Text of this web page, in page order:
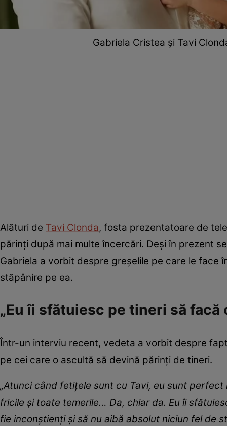
Gabriela Cristea și Tavi
Alături de Tavi Clonda, fosta prezentatoare de
părinți după mai multe încercări. Deși în prezent
Gabriela a vorbit despre greșelile pe care le face
stăpânire pe ea.
„Eu îi sfătuiesc pe tineri să facă
Într-un interviu recent, vedeta a vorbit despre
pe cei care o ascultă să devină părinți de tineri.
„Atunci când fetițele sunt cu Tavi, eu sunt
fricile și toate temerile… Da, chiar da. Eu îi
fie inconștienți și să nu aibă absolut niciun fel de